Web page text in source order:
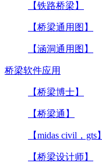
【铁路桥梁】
【桥梁通用图】
【涵洞通用图】
桥梁软件应用
【桥梁博士】
【桥梁通】
【midas civil，gts】
【桥梁设计师】